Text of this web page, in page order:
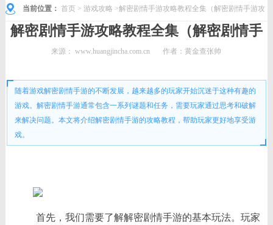
当前位置： 首页 > 游戏攻略 >解密剧情手游攻略教程全集（解密剧情手游攻
略教程全集视频）
解密剧情手游攻略教程全集（解密剧情手
游攻略教程全集视频）
来源：www.huangjincha.com.cn 作者：黄金查张帅
随着游戏解密剧情手游的不断发展，越来越多的玩家开始沉迷于这种有趣的
游戏。解密剧情手游通常包含一系列谜题和任务，需要玩家通过思考和破解
来解决问题。本文将介绍解密剧情手游的攻略教程，帮助玩家更好地享受游
戏。
首先，我们需要了解解密剧情手游的基本玩法。玩家